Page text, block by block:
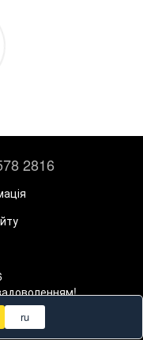
2816
ru